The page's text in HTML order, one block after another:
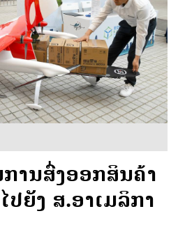
ານສົ່ງອອກສິນຄ້າ
ປຍັງ ສ.ອາເມລິກາ